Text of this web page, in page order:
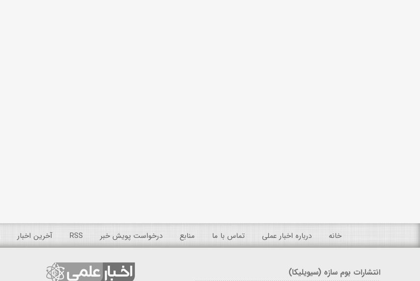
خانه درباره اخبار عملی تماس با ما منابع درخواست پویش خبر RSS آخرین اخبار
انتشارات بوم سازه (سیویلیکا)